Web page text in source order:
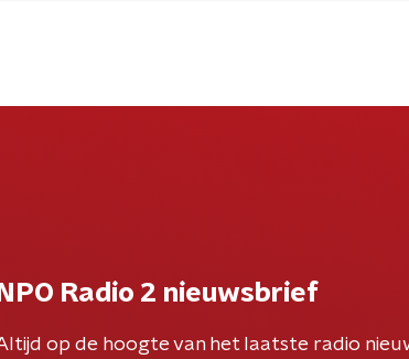
NPO Radio 2 nieuwsbrief
op de hoogte van het laatste radio